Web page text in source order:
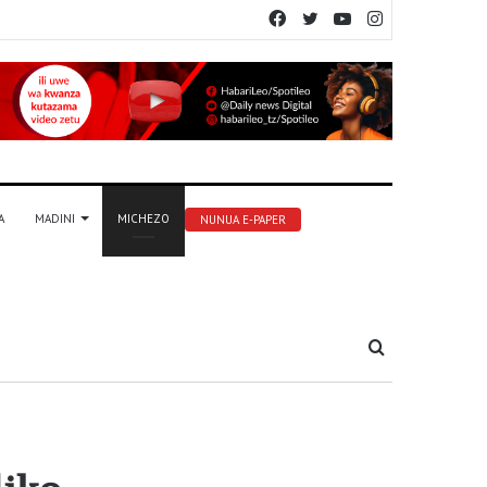
YouTube
Twitter
Facebook
MADINI MICHEZO NUNUA E-PAPER
Tafuta